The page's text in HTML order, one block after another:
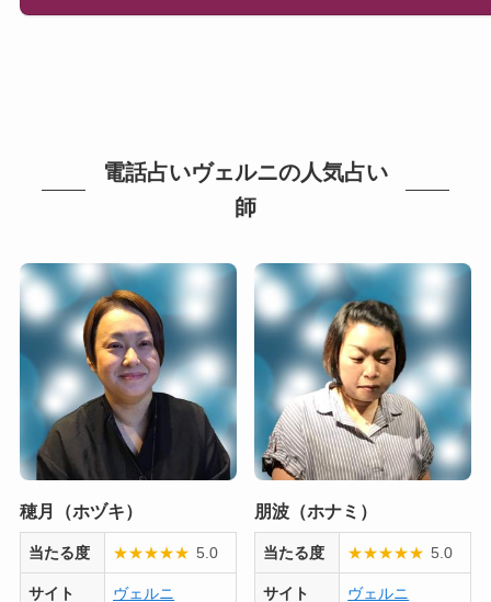
電話占いヴェルニの人気占い
師
穂月（ホヅキ）
当たる度 ★★★★★ 5.0
サイト ヴェルニ
朋波（ホナミ）
当たる度 ★★★★★ 5.0
サイト ヴェルニ